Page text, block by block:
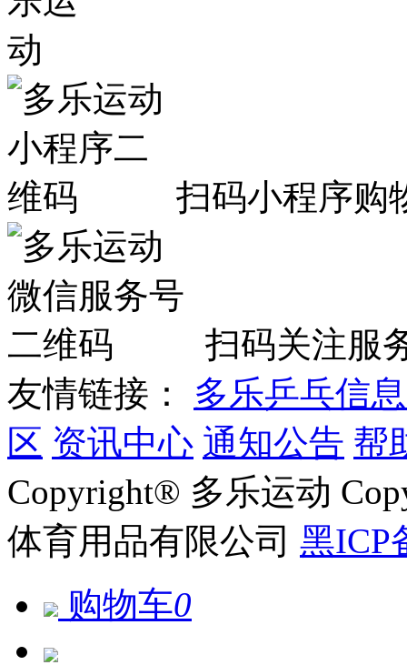
扫码小程序购
扫码关注服
友情链接：
多乐乒乓信
区 资讯中心 通知公告 帮
Copyright® 多乐运动
体育用品有限公司 黑ICP
购物车0